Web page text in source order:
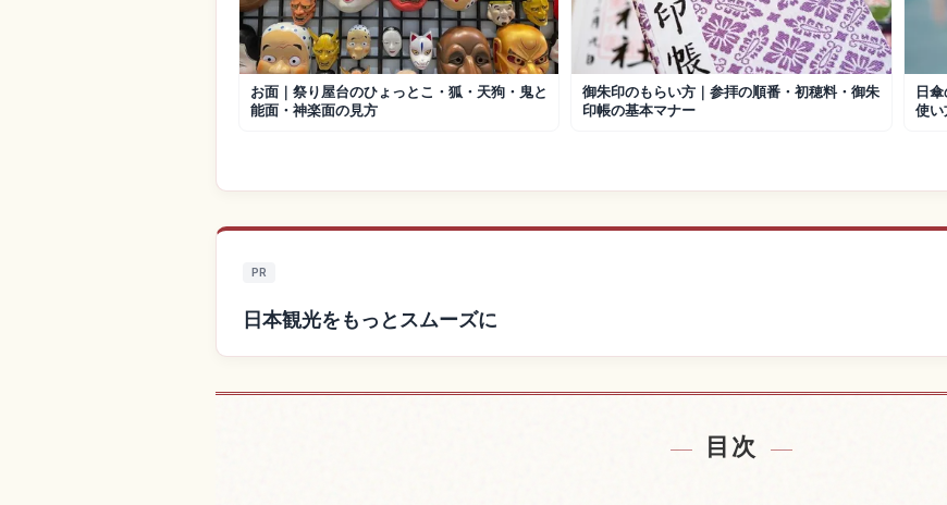
お面｜祭り屋台のひょっとこ・狐・天狗・鬼と
能面・神楽面の見方
御朱印のもらい方｜参拝の順番・初穂料・御朱
印帳の基本マナー
日
使い
PR
日本観光をもっとスムーズに
目次